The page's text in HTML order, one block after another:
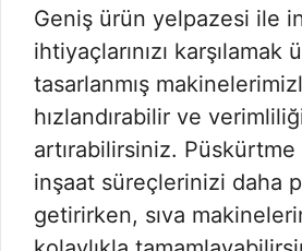
Geniş ürün yelpazesi ile
ihtiyaçlarınızı karşılamak
tasarlanmış
hızlandırabilir ve
artırabilirsiniz.
inşaat süreçlerinizi daha
getirirken, sıva